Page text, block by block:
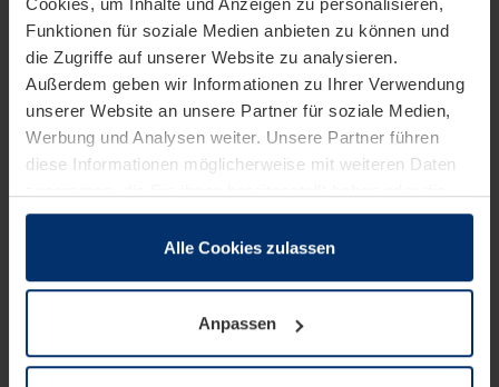
Cookies, um Inhalte und Anzeigen zu personalisieren,
Funktionen für soziale Medien anbieten zu können und
die Zugriffe auf unserer Website zu analysieren.
Außerdem geben wir Informationen zu Ihrer Verwendung
unserer Website an unsere Partner für soziale Medien,
Werbung und Analysen weiter. Unsere Partner führen
diese Informationen möglicherweise mit weiteren Daten
sie im Rahmen Ihrer Nutzung der Dienste gesammelt
wenn diese für den Betrieb dieser Seite unbedingt
notwendig sind. Für alle anderen Cookie-Typen benötigen
wir Ihre Erlaubnis. Ihre Einwilligung können Sie jederzeit
Alle Cookies zulassen
Anpassen